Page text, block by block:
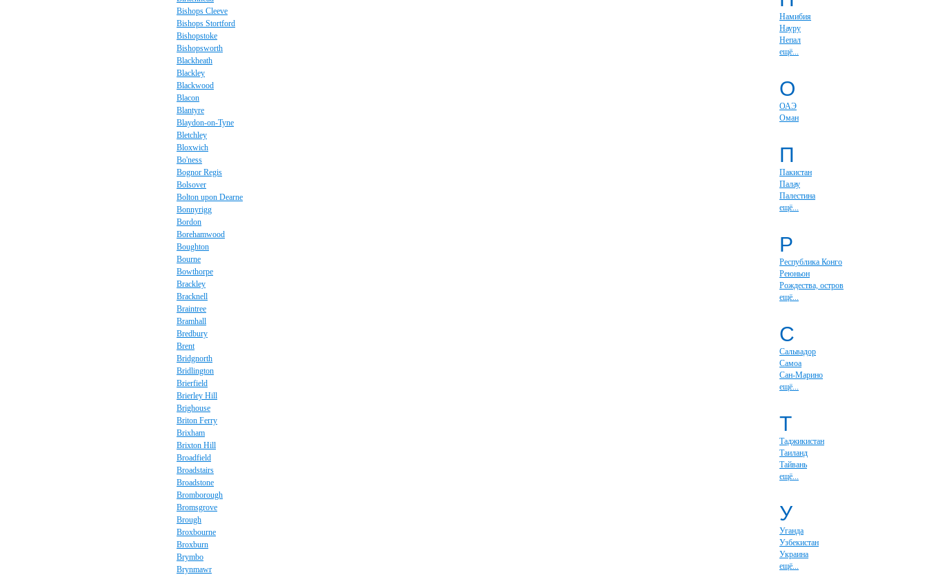
Bishops Cleeve
Bishops Stortford
Bishopstoke
Bishopsworth
Blackheath
Blackley
Blackwood
Blacon
Blantyre
Blaydon-on-Tyne
Bletchley
Bloxwich
Bo'ness
Bognor Regis
Bolsover
Bolton upon Dearne
Bonnyrigg
Bordon
Borehamwood
Boughton
Bourne
Bowthorpe
Brackley
Bracknell
Braintree
Bramhall
Bredbury
Brent
Bridgnorth
Bridlington
Brierfield
Brierley Hill
Brighouse
Briton Ferry
Brixham
Brixton Hill
Broadfield
Broadstairs
Broadstone
Bromborough
Bromsgrove
Brough
Broxbourne
Broxburn
Brymbo
Brynmawr
Намибия
Науру
Непал
ещё...
О
ОАЭ
Оман
П
Пакистан
Палау
Палестина
ещё...
Р
Республика Конго
Реюньон
Рождества, остров
ещё...
С
Сальвадор
Самоа
Сан-Марино
ещё...
Т
Таджикистан
Таиланд
Тайвань
ещё...
У
Уганда
Узбекистан
Украина
ещё...